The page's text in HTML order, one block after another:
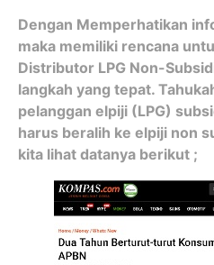
Dengan Memperhatikan
maka memiliki rencana
Distributor LPG Non-
langkah yang tepat.
pelanggan elpiji (LPG)
harus beralih ke elpiji non
kita lihat datanya berikut ;